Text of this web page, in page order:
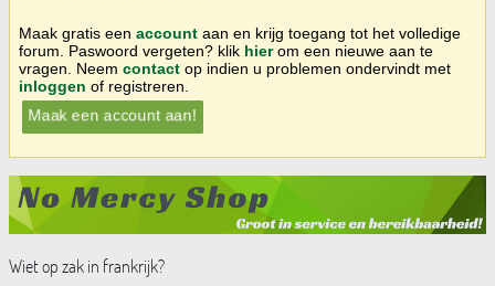
Maak gratis een account aan en krijg toegang tot het volledige
forum. Paswoord vergeten? klik hierom een nieuwe aan te
vragen. Neem contact op indien u problemen ondervindt met
inloggen of registreren.
Maak een account aan!
Wiet op zak in frankrijk?